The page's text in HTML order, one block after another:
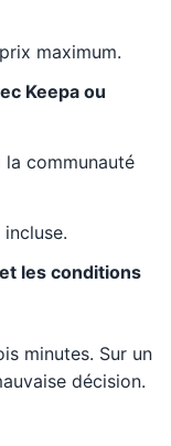
maximum.
Keepa ou
communauté
les conditions
minutes. Sur un
décision.